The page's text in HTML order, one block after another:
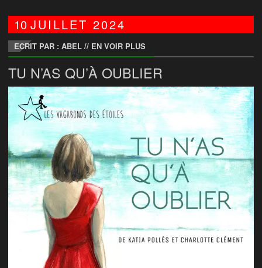
10JUILLET2024
ECRIT PAR : ABEL // EN VOIR PLUS
TU N’AS QU’À OUBLIER